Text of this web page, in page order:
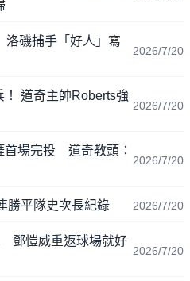
磯捕手「好人」寫
2026/7/20
道奇主帥Roberts強
2026/7/20
首場完投 道奇教頭：
2026/7/20
勝平隊史次長紀錄 2026/7/20
鄧愷威重返球場就好
2026/7/20